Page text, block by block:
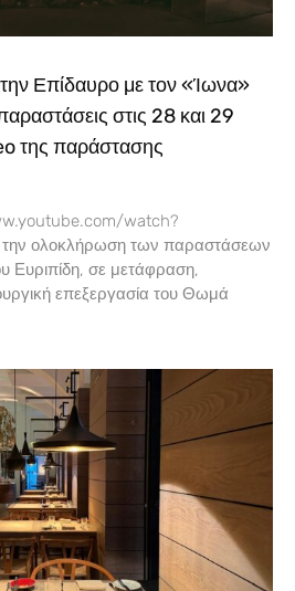
Επίδαυρο με τον «Ίωνα»
στις 28 και 29
της παράστασης
watch?
ολοκλήρωση των παραστάσεων
Ευριπίδη, σε μετάφραση,
επεξεργασία του Θωμά